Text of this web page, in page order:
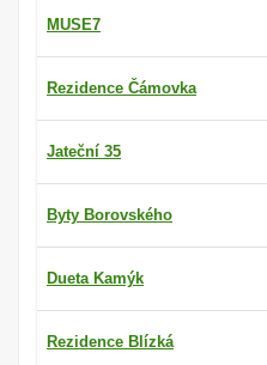
MUSE7
Rezidence Čámovka
Jateční 35
Byty Borovského
Dueta Kamýk
Rezidence Blízká